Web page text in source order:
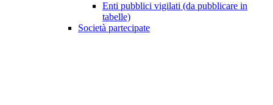
Enti pubblici vigilati (da pubblicare in
tabelle)
Società partecipate